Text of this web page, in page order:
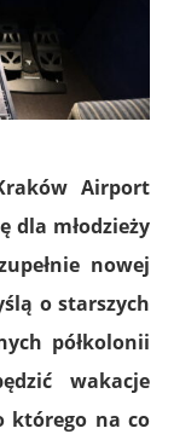
Airport
dla młodzieży
nowej
o starszych
półkolonii
wakacje
którego na co